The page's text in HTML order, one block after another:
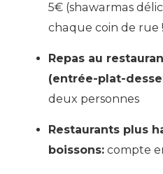
5€ (shawarmas
chaque coin de rue
Repas au
(entrée-plat-
deux personnes
Restaurants plus
boissons: compte